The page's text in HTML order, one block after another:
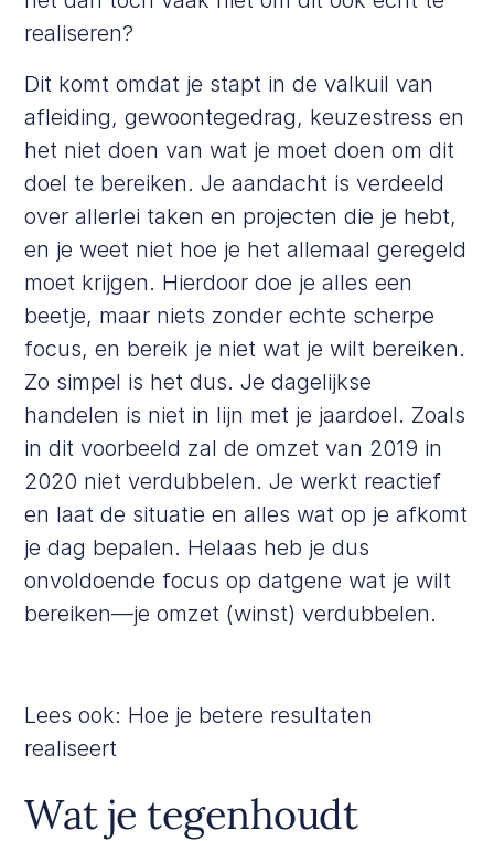
realiseren?
Dit komt omdat je stapt in de valkuil van
afleiding, gewoontegedrag, keuzestress en
het niet doen van wat je moet doen om dit
doel te bereiken. Je aandacht is verdeeld
over allerlei taken en projecten die je hebt,
en je weet niet hoe je het allemaal geregeld
moet krijgen. Hierdoor doe je alles een
beetje, maar niets zonder echte scherpe
focus, en bereik je niet wat je wilt bereiken.
Zo simpel is het dus. Je dagelijkse
handelen is niet in lijn met je jaardoel. Zoals
in dit voorbeeld zal de omzet van 2019 in
2020 niet verdubbelen. Je werkt reactief
en laat de situatie en alles wat op je afkomt
je dag bepalen. Helaas heb je dus
onvoldoende focus op datgene wat je wilt
bereiken—je omzet (winst) verdubbelen.
Lees ook: Hoe je betere resultaten
realiseert
Wat je tegenhoudt